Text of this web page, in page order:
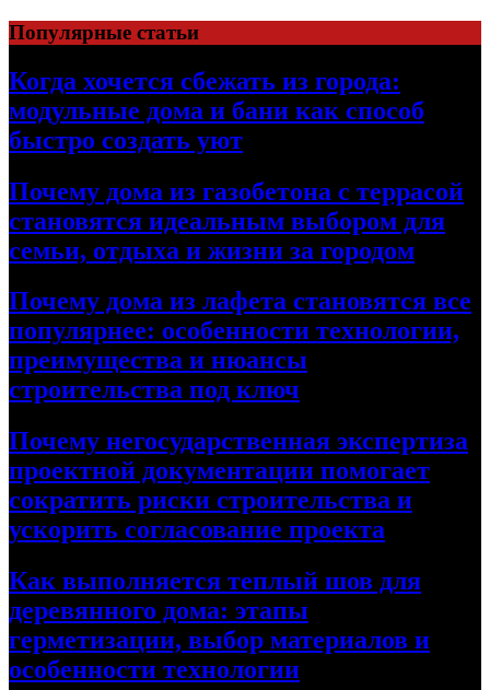
Перейти
к
содержимому
Популярные статьи
Когда хочется сбежать из города:
модульные дома и бани как способ
быстро создать уют
Почему дома из газобетона с террасой
становятся идеальным выбором для
семьи, отдыха и жизни за городом
Почему дома из лафета становятся все
популярнее: особенности технологии,
преимущества и нюансы
строительства под ключ
Почему негосударственная экспертиза
проектной документации помогает
сократить риски строительства и
ускорить согласование проекта
Как выполняется теплый шов для
деревянного дома: этапы
герметизации, выбор материалов и
особенности технологии